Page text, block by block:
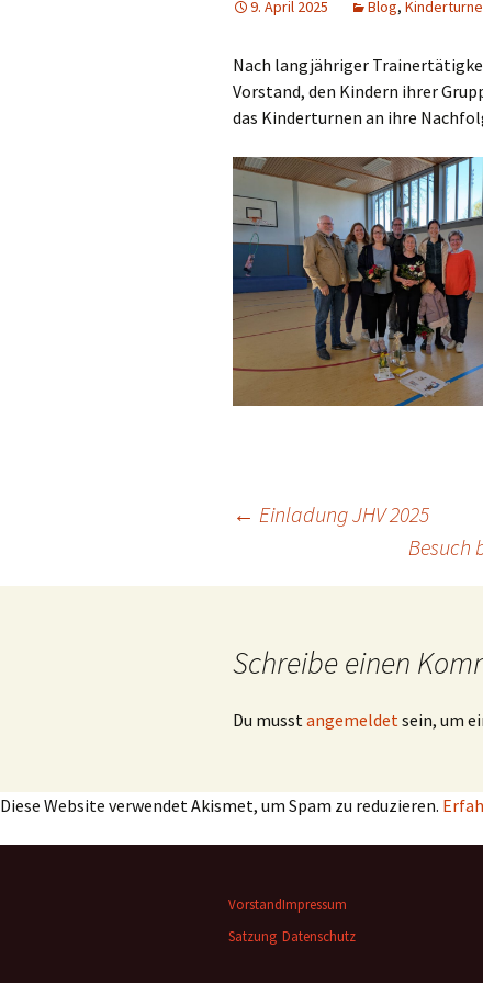
Sport am
Saisonale
9. April 2025 Blog,
Nach langjähriger
Vorstand, den Kindern ihrer
das Kinderturnen an ihre
Beitragsnavigation
← Einladung JHV 2025
Besuch
Schreibe einen
Du musstangemeldetsein, um
Diese Website verwendet Akismet, um Spam zu reduzieren.
Vorstand
Satzung
Impressum
Datenschutz